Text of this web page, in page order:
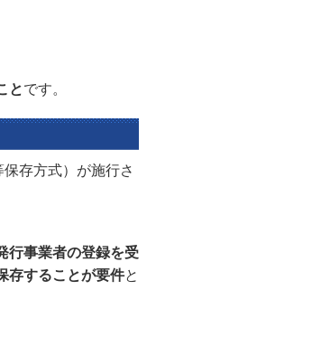
とです。
存方式）が施行さ
行事業者の登録を受
存することが要件と